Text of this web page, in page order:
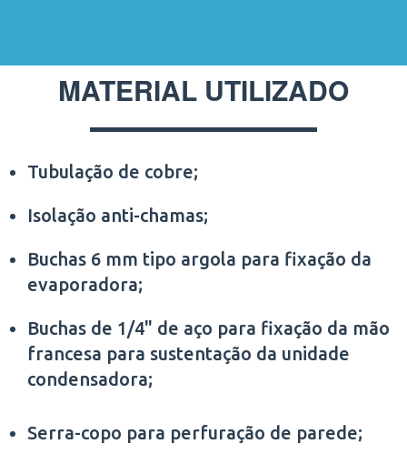
MATERIAL UTILIZADO
Tubulação de cobre;
Isolação anti-chamas;
Buchas 6 mm tipo argola para fixação da
evaporadora;
Buchas de 1/4" de aço para fixação da mão
francesa para sustentação da unidade
condensadora;
Serra-copo para perfuração de parede;